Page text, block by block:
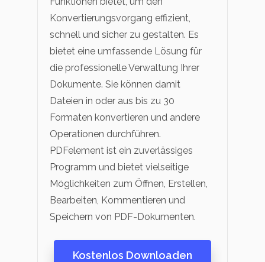
Konvertierungsvorgang effizient,
schnell und sicher zu gestalten. Es
bietet eine umfassende Lösung für
die professionelle Verwaltung Ihrer
Dokumente. Sie können damit
Dateien in oder aus bis zu 30
Formaten konvertieren und andere
Operationen durchführen.
PDFelement ist ein zuverlässiges
Programm und bietet vielseitige
Möglichkeiten zum Öffnen, Erstellen,
Bearbeiten, Kommentieren und
Speichern von PDF-Dokumenten.
Kostenlos Downloaden